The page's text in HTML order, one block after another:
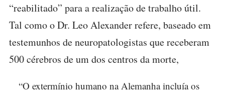
“reabilitado” para a realização de trabalho útil.
Tal como o Dr. Leo Alexander refere, baseado em
testemunhos de neuropatologistas que receberam
500 cérebros de um dos centros da morte,
“O extermínio humano na Alemanha incluía os